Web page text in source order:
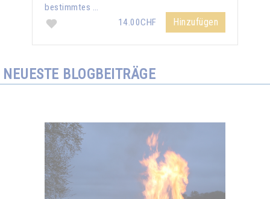
bestimmtes …
14.00CHF
Hinzufügen
NEUESTE BLOGBEITRÄGE